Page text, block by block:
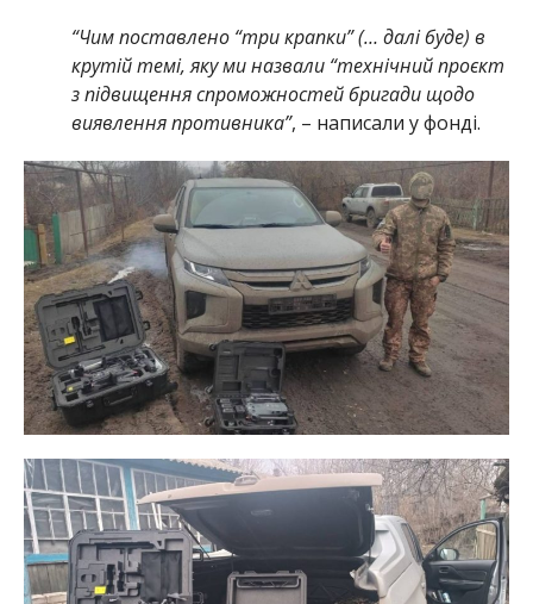
“Чим поставлено “три крапки” (… далі буде) в
крутій темі, яку ми назвали “технічний проєкт
з підвищення спроможностей бригади щодо
виявлення противника”, – написали у фонді.